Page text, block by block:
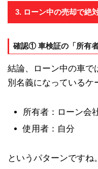
3. ローン中の売却で絶
確認① 車検証の「所有
結論、ローン中の車で
別名義になっているケ
所有者：ローン会
使用者：自分
というパターンですね。